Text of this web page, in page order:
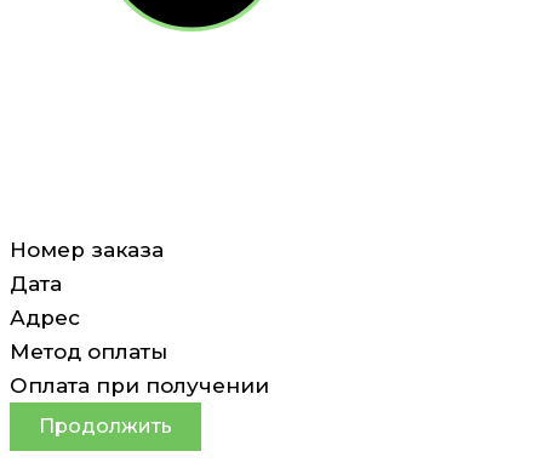
Номер заказа
Дата
Адрес
Метод оплаты
Оплата при получении
Продолжить